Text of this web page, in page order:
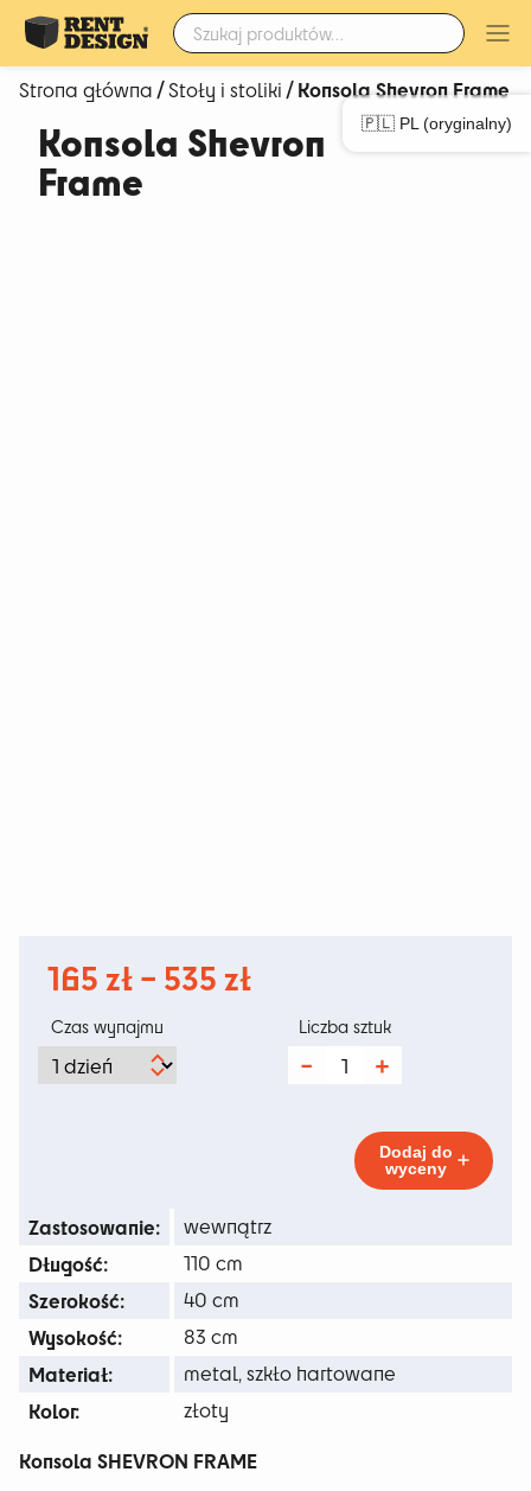
Szukaj:
🇵🇱 PL (oryginalny)
Strona główna/Stoły i stoliki/ Konsola Shevron Frame
Konsola Shevron
Frame
165 zł– 535 złZakres
cen:
Czas wynajmu
ilość
Frame
Liczba sztuk
Dodaj do
wyceny
Zastosowanie: wewnątrz
Długość: 110 cm
Szerokość: 40 cm
Wysokość: 83 cm
Materiał: metal, szkło hartowane
Kolor: złoty
Konsola SHEVRON FRAME